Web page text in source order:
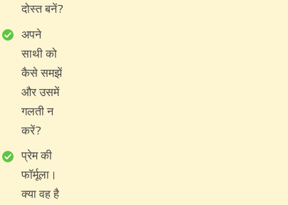
दोस्त बनें?
अपने
साथी को
कैसे समझें
और उसमें
गलती न
करें?
प्रेम की
फॉर्मूला।
क्या वह है